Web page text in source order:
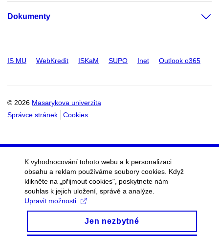
Dokumenty
IS MU WebKredit ISKaM SUPO Inet Outlook o365
© 2026 Masarykova univerzita
Správce stránek
Cookies
K vyhodnocování tohoto webu a k personalizaci
obsahu a reklam používáme soubory cookies. Když
klikněte na „přijmout cookies", poskytnete nám
souhlas k jejich uložení, správě a analýze.
Upravit možnosti
Jen nezbytné